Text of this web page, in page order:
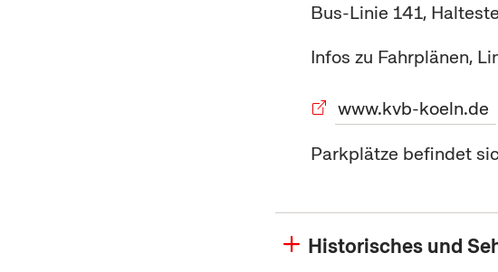
Bus-Linie 141,
Infos zu Fahrplänen,
www.kvb-koeln.de
Parkplätze befindet
Historisches und